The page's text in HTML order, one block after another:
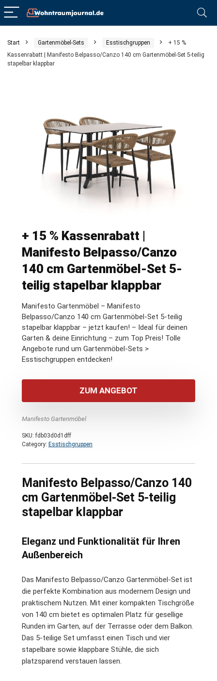
Start Gartenmöbel-Sets Esstischgruppen
+ 15 %
Kassenrabatt | Manifesto Belpasso/Canzo 140 cm Gartenmöbel-Set 5-teilig
stapelbar klappbar
+ 15 % Kassenrabatt |
Manifesto Belpasso/Canzo
140 cm Gartenmöbel-Set 5-
teilig stapelbar klappbar
Manifesto Gartenmöbel – Manifesto
Belpasso/Canzo 140 cm Gartenmöbel-Set 5-teilig
stapelbar klappbar – jetzt kaufen! – Ideal für deinen
Garten & deine Einrichtung – zum Top Preis! Tolle
Angebote rund um Gartenmöbel-Sets >
Esstischgruppen entdecken!
ZUM ANGEBOT
Manifesto Gartenmöbel
SKU:fdb03d0d1dff
Category: Esstischgruppen
Manifesto Belpasso/Canzo 140
cm Gartenmöbel-Set 5-teilig
stapelbar klappbar
Eleganz und Funktionalität für Ihren
Außenbereich
Das Manifesto Belpasso/Canzo Gartenmöbel-Set ist
die perfekte Kombination aus modernem Design und
praktischem Nutzen. Mit einer kompakten Tischgröße
von 140 cm bietet es optimalen Platz für gesellige
Runden im Garten, auf der Terrasse oder dem Balkon.
Das 5-teilige Set umfasst einen Tisch und vier
stapelbare sowie klappbare Stühle, die sich
platzsparend verstauen lassen.